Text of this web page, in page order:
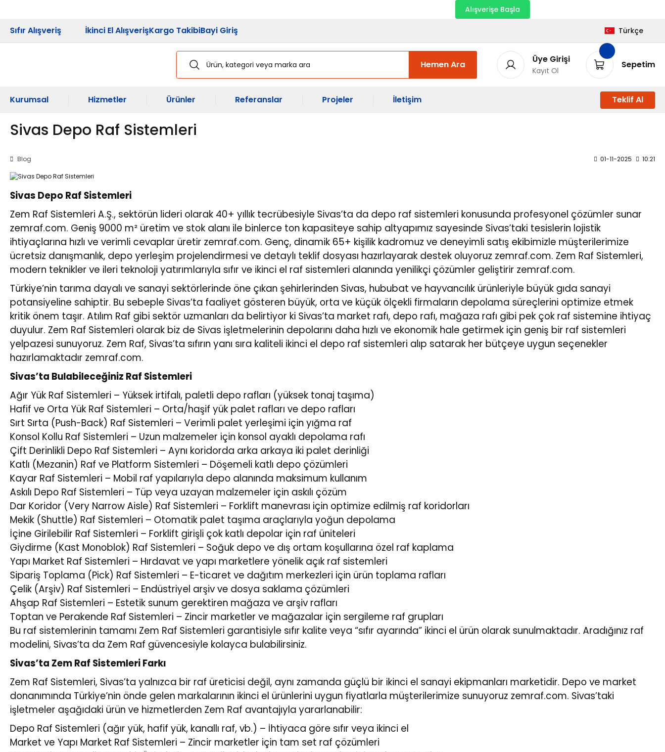
Alışverişe Başla
Sıfır Alışveriş İkinci El AlışverişKargo TakibiBayi Giriş Türkçe
Hemen Ara Üye Girişi
Kayıt Ol
Sepetim
Kurumsal Hizmetler Ürünler Referanslar Projeler İletişim Teklif Al
Sivas Depo Raf Sistemleri
Blog 01-11-2025 10:21
Sivas Depo Raf Sistemleri
Zem Raf Sistemleri A.Ş., sektörün lideri olarak 40+ yıllık tecrübesiyle Sivas’ta da depo raf sistemleri konusunda profesyonel çözümler sunar
zemraf.com. Geniş 9000 m² üretim ve stok alanı ile binlerce ton kapasiteye sahip altyapımız sayesinde Sivas’taki tesislerin lojistik
ihtiyaçlarına hızlı ve verimli cevaplar üretir zemraf.com. Genç, dinamik 65+ kişilik kadromuz ve deneyimli satış ekibimizle müşterilerimize
ücretsiz danışmanlık, depo yerleşim projelendirmesi ve detaylı teklif dosyası hazırlayarak destek oluyoruz zemraf.com. Zem Raf Sistemleri,
modern teknikler ve ileri teknoloji yatırımlarıyla sıfır ve ikinci el raf sistemleri alanında yenilikçi çözümler geliştirir zemraf.com.
Türkiye’nin tarıma dayalı ve sanayi sektörlerinde öne çıkan şehirlerinden Sivas, hububat ve hayvancılık ürünleriyle büyük gıda sanayi
potansiyeline sahiptir. Bu sebeple Sivas’ta faaliyet gösteren büyük, orta ve küçük ölçekli firmaların depolama süreçlerini optimize etmek
kritik önem taşır. Atılım Raf gibi sektör uzmanları da belirtiyor ki Sivas’ta market rafı, depo rafı, mağaza rafı gibi pek çok raf sistemine ihtiyaç
duyulur. Zem Raf Sistemleri olarak biz de Sivas işletmelerinin depolarını daha hızlı ve ekonomik hale getirmek için geniş bir raf sistemleri
yelpazesi sunuyoruz. Zem Raf, Sivas’ta sıfırın yanı sıra kaliteli ikinci el depo raf sistemleri alıp satarak her bütçeye uygun seçenekler
hazırlamaktadır zemraf.com.
Sivas’ta Bulabileceğiniz Raf Sistemleri
Ağır Yük Raf Sistemleri – Yüksek irtifalı, paletli depo rafları (yüksek tonaj taşıma)
Hafif ve Orta Yük Raf Sistemleri – Orta/haşif yük palet rafları ve depo rafları
Sırt Sırta (Push-Back) Raf Sistemleri – Verimli palet yerleşimi için yığma raf
Konsol Kollu Raf Sistemleri – Uzun malzemeler için konsol ayaklı depolama rafı
Çift Derinlikli Depo Raf Sistemleri – Aynı koridorda arka arkaya iki palet derinliği
Katlı (Mezanin) Raf ve Platform Sistemleri – Döşemeli katlı depo çözümleri
Kayar Raf Sistemleri – Mobil raf yapılarıyla depo alanında maksimum kullanım
Askılı Depo Raf Sistemleri – Tüp veya uzayan malzemeler için askılı çözüm
Dar Koridor (Very Narrow Aisle) Raf Sistemleri – Forklift manevrası için optimize edilmiş raf koridorları
Mekik (Shuttle) Raf Sistemleri – Otomatik palet taşıma araçlarıyla yoğun depolama
İçine Girilebilir Raf Sistemleri – Forklift girişli çok katlı depolar için raf üniteleri
Giydirme (Kast Monoblok) Raf Sistemleri – Soğuk depo ve dış ortam koşullarına özel raf kaplama
Yapı Market Raf Sistemleri – Hırdavat ve yapı marketlere yönelik açık raf sistemleri
Sipariş Toplama (Pick) Raf Sistemleri – E-ticaret ve dağıtım merkezleri için ürün toplama rafları
Çelik (Arşiv) Raf Sistemleri – Endüstriyel arşiv ve dosya saklama çözümleri
Ahşap Raf Sistemleri – Estetik sunum gerektiren mağaza ve arşiv rafları
Toptan ve Perakende Raf Sistemleri – Zincir marketler ve mağazalar için sergileme raf grupları
Bu raf sistemlerinin tamamı Zem Raf Sistemleri garantisiyle sıfır kalite veya “sıfır ayarında” ikinci el ürün olarak sunulmaktadır. Aradığınız raf
modelini, Sivas’ta da Zem Raf güvencesiyle kolayca bulabilirsiniz.
Sivas’ta Zem Raf Sistemleri Farkı
Zem Raf Sistemleri, Sivas’ta yalnızca bir raf üreticisi değil, aynı zamanda güçlü bir ikinci el sanayi ekipmanları marketidir. Depo ve market
donanımında Türkiye’nin önde gelen markalarının ikinci el ürünlerini uygun fiyatlarla müşterilerimize sunuyoruz zemraf.com. Sivas’taki
işletmeler aşağıdaki ürün ve hizmetlerden Zem Raf avantajıyla yararlanabilir:
Depo Raf Sistemleri (ağır yük, hafif yük, kanallı raf, vb.) – İhtiyaca göre sıfır veya ikinci el
Market ve Yapı Market Raf Sistemleri – Zincir marketler için tam set raf çözümleri